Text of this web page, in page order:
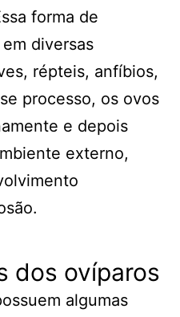
forma de
diversas
répteis, anfíbios,
processo, os ovos
e depois
externo,
dos ovíparos
algumas